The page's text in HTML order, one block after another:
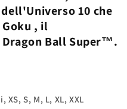
dell'Universo 10 che
Goku , il
Dragon Ball Super™.
S, M, L, XL, XXL